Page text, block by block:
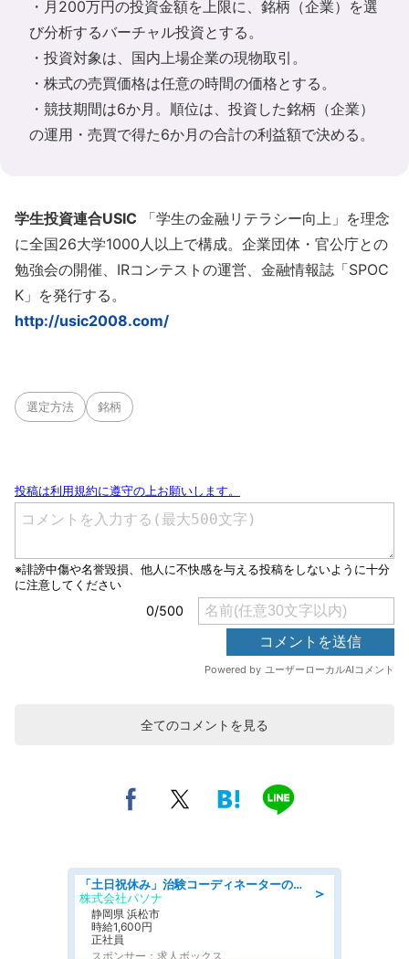
・月200万円の投資金額を上限に、銘柄（企業）を選
び分析するバーチャル投資とする。
・投資対象は、国内上場企業の現物取引。
・株式の売買価格は任意の時間の価格とする。
・競技期間は6か月。順位は、投資した銘柄（企業）
の運用・売買で得た6か月の合計の利益額で決める。
学生投資連合USIC 「学生の金融リテラシー向上」を理念
に全国26大学1000人以上で構成。企業団体・官公庁との
勉強会の開催、IRコンテストの運営、金融情報誌「SPOC
K」を発行する。
http://usic2008.com/
選定方法 銘柄
全てのコメントを見る
＞
「土日祝休み」治験コーディネーターのお仕事/未経験OK
株式会社パソナ
静岡県 浜松市
時給1,600円
正社員
スポンサー：求人ボックス